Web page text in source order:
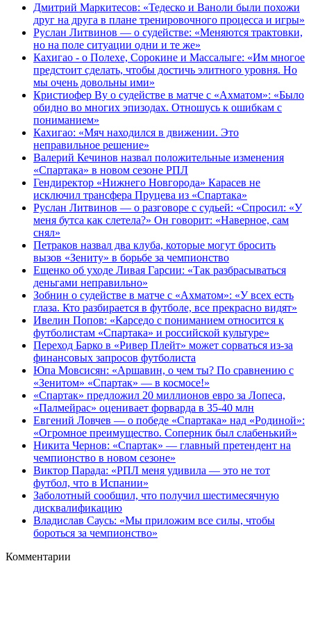
Дмитрий Маркитесов: «Тедеско и Ваноли были похожи
друг на друга в плане тренировочного процесса и игры»
Руслан Литвинов — о судействе: «Меняются трактовки,
но на поле ситуации одни и те же»
Кахигао - о Полехе, Сорокине и Массалыге: «Им многое
предстоит сделать, чтобы достичь элитного уровня. Но
мы очень довольны ими»
Кристиофер Ву о судействе в матче с «Ахматом»: «Было
обидно во многих эпизодах. Отношусь к ошибкам с
пониманием»
Кахигао: «Мяч находился в движении. Это
неправильное решение»
Валерий Кечинов назвал положительные изменения
«Спартака» в новом сезоне РПЛ
Гендиректор «Нижнего Новгорода» Карасев не
исключил трансфера Пруцева из «Спартака»
Руслан Литвинов — о разговоре с судьей: «Спросил: «У
меня бутса как слетела?» Он говорит: «Наверное, сам
снял»
Петраков назвал два клуба, которые могут бросить
вызов «Зениту» в борьбе за чемпионство
Ещенко об уходе Ливая Гарсии: «Так разбрасываться
деньгами неправильно»
Зобнин о судействе в матче с «Ахматом»: «У всех есть
глаза. Кто разбирается в футболе, все прекрасно видят»
Ивелин Попов: «Карседо с пониманием относится к
футболистам «Спартака» и российской культуре»
Переход Барко в «Ривер Плейт» может сорваться из‑за
финансовых запросов футболиста
Юпа Мовсисян: «Аршавин, о чем ты? По сравнению с
«Зенитом» «Спартак» — в космосе!»
«Спартак» предложил 20 миллионов евро за Лопеса,
«Палмейрас» оценивает форварда в 35-40 млн
Евгений Ловчев — о победе «Спартака» над «Родиной»:
«Огромное преимущество. Соперник был слабенький»
Никита Чернов: «Спартак» — главный претендент на
чемпионство в новом сезоне»
Виктор Парада: «РПЛ меня удивила — это не тот
футбол, что в Испании»
Заболотный сообщил, что получил шестимесячную
дисквалификацию
Владислав Саусь: «Мы приложим все силы, чтобы
бороться за чемпионство»
Комментарии